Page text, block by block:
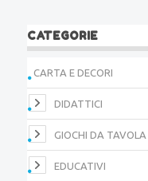
CATEGORIE
CARTA E DECORI
DIDATTICI
GIOCHI DA TAVOLA
EDUCATIVI